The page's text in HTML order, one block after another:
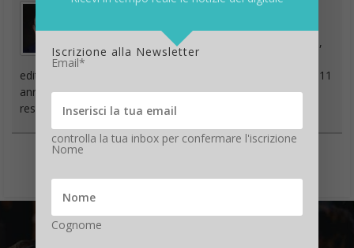
anni si occupa di innovazione, mondo digitale,
hardware, software e social. È stato direttore
editoriale della rivista scientifica Newton e ha lavorato per 11
anni al Gruppo Sole 24 Ore. È il fondatore e direttore
responsabile di Digitalic
Iscrizione alla Newsletter
Email*
controlla la tua inbox per confermare l'iscrizione
Nome
Cognome